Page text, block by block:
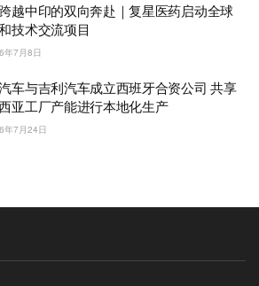
越中印的双向奔赴｜复星医药启动全球
技术交流项目
年7月8日
车与吉利汽车成立西班牙合资公司 共享
亚工厂产能进行本地化生产
年7月24日